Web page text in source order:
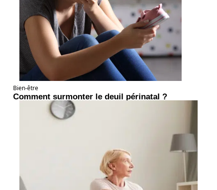
Bien-être
Comment surmonter le deuil périnatal ?